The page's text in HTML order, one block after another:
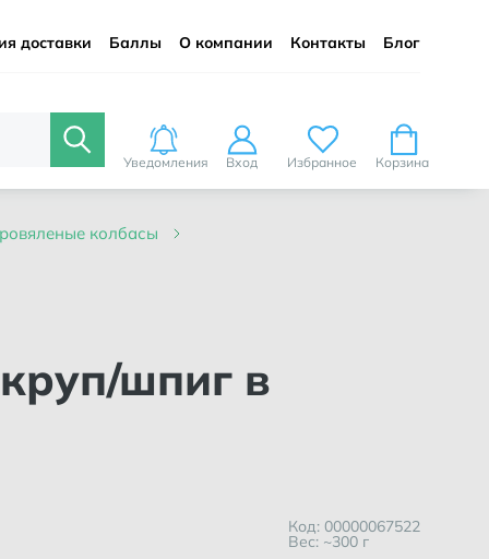
доставки Баллы О компании Контакты Блог
Уведомления Вход Избранное Корзина
колбасы
Код: 00000067522
Вес: ~300 г